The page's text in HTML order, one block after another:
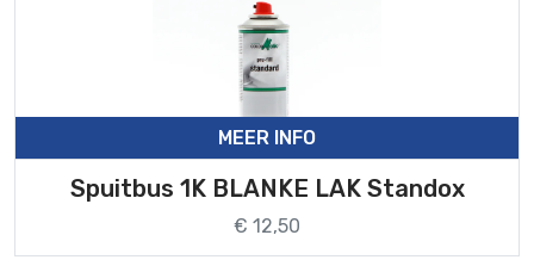
MEER INFO
Spuitbus 1K BLANKE LAK Standox
€ 12,50